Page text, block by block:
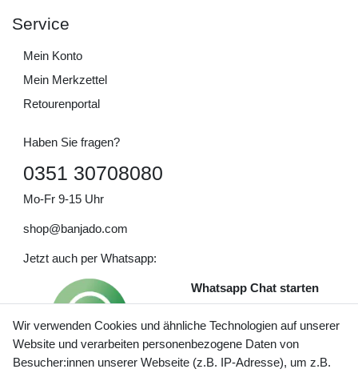
Service
Mein Konto
Mein Merkzettel
Retourenportal
Haben Sie fragen?
0351 30708080
Mo-Fr 9-15 Uhr
shop@banjado.com
Jetzt auch per Whatsapp:
Whatsapp Chat starten
Wir verwenden Cookies und ähnliche Technologien auf unserer
Website und verarbeiten personenbezogene Daten von
Besucher:innen unserer Webseite (z.B. IP-Adresse), um z.B.